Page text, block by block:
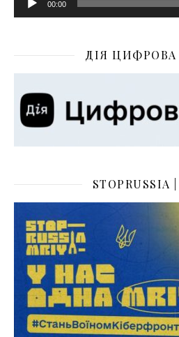
00:00
ДІЯ ЦИФРОВА
STOPRUSSIA